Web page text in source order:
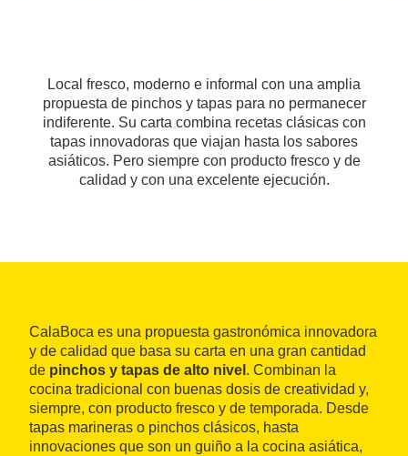
Local fresco, moderno e informal con una amplia
propuesta de pinchos y tapas para no permanecer
indiferente. Su carta combina recetas clásicas con
tapas innovadoras que viajan hasta los sabores
asiáticos. Pero siempre con producto fresco y de
calidad y con una excelente ejecución.
CalaBoca es una propuesta gastronómica innovadora
y de calidad que basa su carta en una gran cantidad
de pinchos y tapas de alto nivel . Combinan la
cocina tradicional con buenas dosis de creatividad y,
siempre, con producto fresco y de temporada. Desde
tapas marineras o pinchos clásicos, hasta
innovaciones que son un guiño a la cocina asiática,